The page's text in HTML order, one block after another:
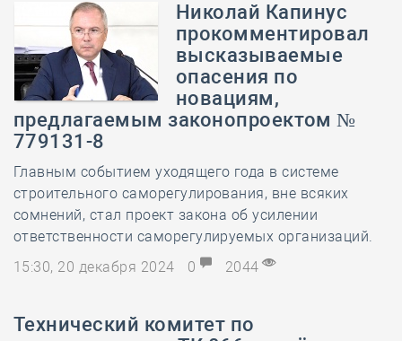
Николай Капинус
прокомментировал
высказываемые
опасения по
новациям,
предлагаемым законопроектом №
779131-8
Главным событием уходящего года в системе
строительного саморегулирования, вне всяких
сомнений, стал проект закона об усилении
ответственности саморегулируемых организаций.
15:30, 20 декабря 2024
0 2044
Технический комитет по